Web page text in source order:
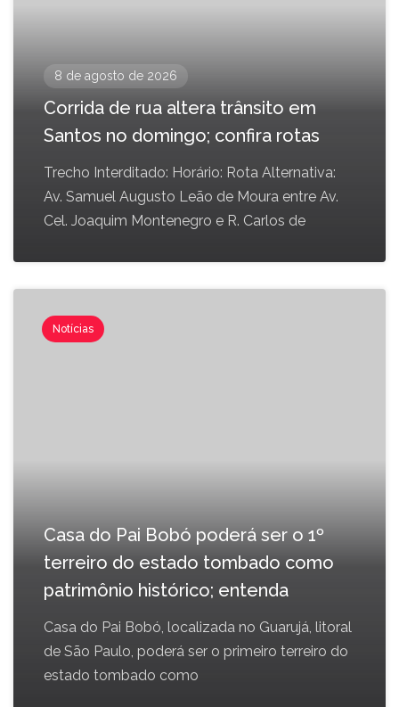
8 de agosto de 2026
Corrida de rua altera trânsito em
Santos no domingo; confira rotas
Trecho Interditado: Horário: Rota Alternativa:
Av. Samuel Augusto Leão de Moura entre Av.
Cel. Joaquim Montenegro e R. Carlos de
Notícias
Casa do Pai Bobó poderá ser o 1º
terreiro do estado tombado como
patrimônio histórico; entenda
Casa do Pai Bobó, localizada no Guarujá, litoral
de São Paulo, poderá ser o primeiro terreiro do
estado tombado como